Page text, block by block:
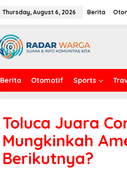
Thursday, August 6, 2026 Berita
Berita Otomotif Sports
Toluca Juara
Mungkinkah
Berikutnya?